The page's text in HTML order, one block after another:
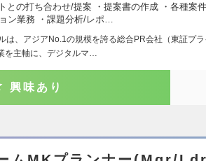
との打ち合わせ/提案 ・提案書の作成 ・各種案
ン業務 ・課題分析/レポ…
は、アジアNo.1の規模を誇る総合PR会社（東証プラ
を主軸に、デジタルマ…
興味あり